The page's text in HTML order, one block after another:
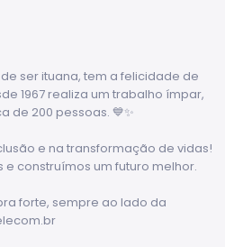
ser ituana, tem a felicidade de
1967 realiza um trabalho ímpar,
de 200 pessoas. 💙✨
e na transformação de vidas!
construímos um futuro melhor.
forte, sempre ao lado da